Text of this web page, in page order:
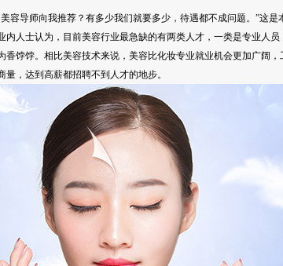
容导师向我推荐？有多少我们就要多少，待遇都不成问题。”这
内人士认为，目前美容行业最急缺的有两类人才，一类是专业人
香饽饽。相比美容技术来说，美容比化妆专业就业机会更加广阔
量，达到高薪都招聘不到人才的地步。